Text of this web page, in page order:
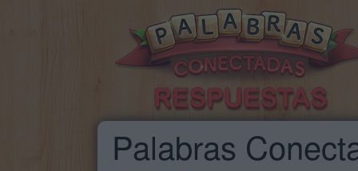
Palabras